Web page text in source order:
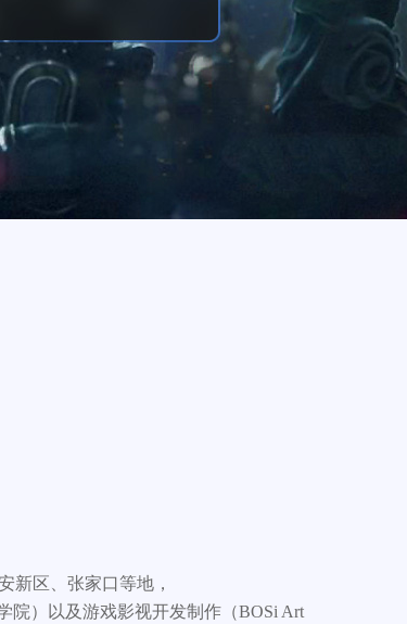
新区、张家口等地，
院）以及游戏影视开发制作（BOSi Art